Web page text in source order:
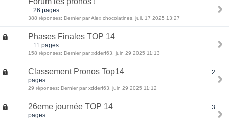
26 pages
388 réponses: Dernier par Alex chocolatines, juil. 17 2025 13:27
Phases Finales TOP 14
11 pages
158 réponses: Dernier par xdderf63, juin 29 2025 11:13
Classement Pronos Top14
2
pages
29 réponses: Dernier par xdderf63, juin 29 2025 11:12
26eme journée TOP 14
3
pages